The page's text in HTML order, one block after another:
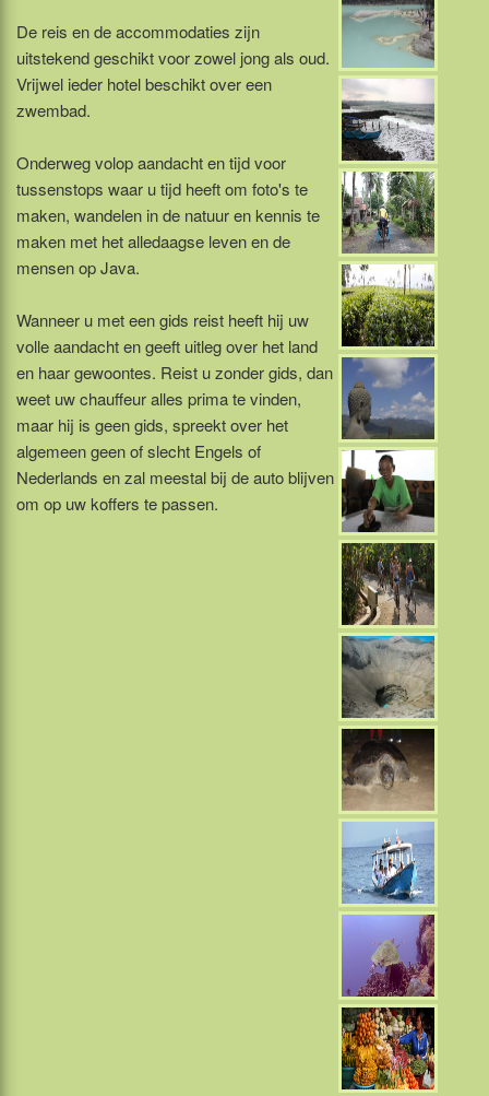
De reis en de accommodaties zijn
uitstekend geschikt voor zowel jong als oud.
Vrijwel ieder hotel beschikt over een
zwembad.
Onderweg volop aandacht en tijd voor
tussenstops waar u tijd heeft om foto's te
maken, wandelen in de natuur en kennis te
maken met het alledaagse leven en de
mensen op Java.
Wanneer u met een gids reist heeft hij uw
volle aandacht en geeft uitleg over het land
en haar gewoontes. Reist u zonder gids, dan
weet uw chauffeur alles prima te vinden,
maar hij is geen gids, spreekt over het
algemeen geen of slecht Engels of
Nederlands en zal meestal bij de auto blijven
om op uw koffers te passen.